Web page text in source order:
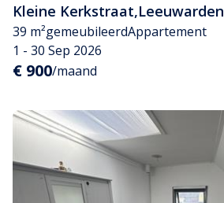
Kleine Kerkstraat,Leeuwarden
39 m²gemeubileerdAppartement
1 - 30 Sep 2026
€ 900/maand